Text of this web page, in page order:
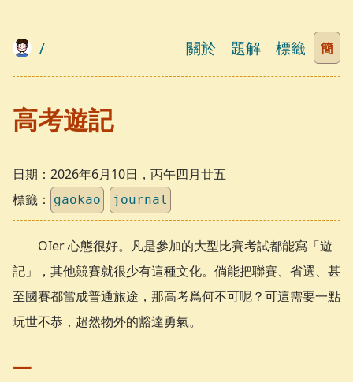
/ 關於 題解 標籤 簡
高考遊記
日期： 2026年6月10日，丙午四月廿五
標籤：
gaokao journal
OIer 心態很好。凡是參加的大型比賽考試都能寫「遊
記」，其他競賽就很少有這種文化。倘能把聯賽、省選、甚
至國賽都當成普通旅途，那高考爲何不可呢？可這需要一點
玩世不恭，超然物外的豁達勇氣。
一